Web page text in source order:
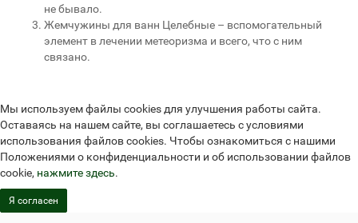
не бывало.
Жемчужины для ванн Целебные – вспомогательный
элемент в лечении метеоризма и всего, что с ним
связано.
Мы используем файлы cookies для улучшения работы сайта.
Оставаясь на нашем сайте, вы соглашаетесь с условиями
использования файлов cookies. Чтобы ознакомиться с нашими
Положениями о конфиденциальности и об использовании файлов
cookie, нажмите здесь.
Я согласен